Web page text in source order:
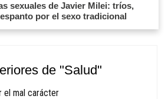
sexuales de Javier Milei: tríos,
por el sexo tradicional
de "Salud"
el mal carácter